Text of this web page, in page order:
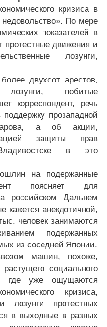
кризиса в
По мере
показателей в
протестные движения и
лозунги,
двухсот арестов,
лозунги, побитые
корреспондент, речь
прозападной
а об акции,
защиты прав
в это
на подержанные
поясняет для
российском Дальнем
кажется анекдотичной,
человек занимаются
подержанных
из соседней Японии.
машин, похоже,
социального
где уже ощущаются
кризиса,
лозунги протестных
в выходные в разных